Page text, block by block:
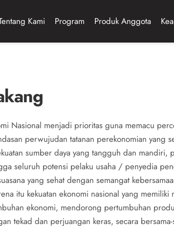
Kami Program Produk Anggota
Nasional menjadi prioritas guna memacu
perwujudan tatanan perekonomian yang
sumber daya yang tangguh dan mandiri,
seluruh potensi pelaku usaha / penyedia
yang sehat dengan semangat
itu kekuatan ekonomi nasional yang memiliki
ekonomi, mendorong pertumbuhan
tekad dan perjuangan keras, secara